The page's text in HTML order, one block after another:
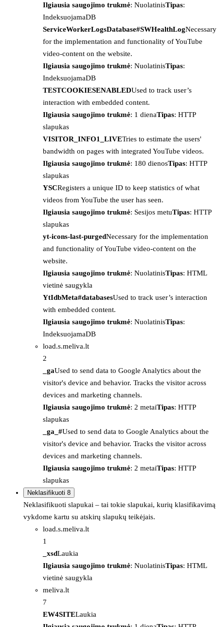
Ilgiausia saugojimo trukmė: NuolatinisTipas:
IndeksuojamaDB
ServiceWorkerLogsDatabase#SWHealthLogNecessary
for the implementation and functionality of YouTube
video-content on the website.
Ilgiausia saugojimo trukmė: NuolatinisTipas:
IndeksuojamaDB
TESTCOOKIESENABLEDUsed to track user’s
interaction with embedded content.
Ilgiausia saugojimo trukmė: 1 dienaTipas: HTTP
slapukas
VISITOR_INFO1_LIVETries to estimate the users'
bandwidth on pages with integrated YouTube videos.
Ilgiausia saugojimo trukmė: 180 dienosTipas: HTTP
slapukas
YSCRegisters a unique ID to keep statistics of what
videos from YouTube the user has seen.
Ilgiausia saugojimo trukmė: Sesijos metuTipas: HTTP
slapukas
yt-icons-last-purgedNecessary for the implementation
and functionality of YouTube video-content on the
website.
Ilgiausia saugojimo trukmė: NuolatinisTipas: HTML
vietinė saugykla
YtIdbMeta#databasesUsed to track user’s interaction
with embedded content.
Ilgiausia saugojimo trukmė: NuolatinisTipas:
IndeksuojamaDB
load.s.meliva.lt
2
_gaUsed to send data to Google Analytics about the
visitor's device and behavior. Tracks the visitor across
devices and marketing channels.
Ilgiausia saugojimo trukmė: 2 metaiTipas: HTTP
slapukas
_ga_#Used to send data to Google Analytics about the
visitor's device and behavior. Tracks the visitor across
devices and marketing channels.
Ilgiausia saugojimo trukmė: 2 metaiTipas: HTTP
slapukas
Neklasifikuoti 8
Neklasifikuoti slapukai – tai tokie slapukai, kurių klasifikavimą
vykdome kartu su atskirų slapukų teikėjais.
load.s.meliva.lt
1
_xsdLaukia
Ilgiausia saugojimo trukmė: NuolatinisTipas: HTML
vietinė saugykla
meliva.lt
7
EW4SITELaukia